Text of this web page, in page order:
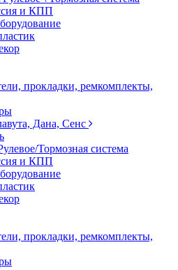
и КПП
прокладки, ремкомплекты,
Дана, Сенс
Тормозная система
и КПП
прокладки, ремкомплекты,